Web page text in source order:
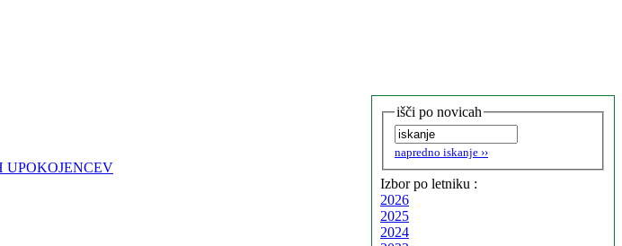
išči po novicah
napredno iskanje ››
Izbor po letniku :
2026
2025
2024
UPOKOJENCEV